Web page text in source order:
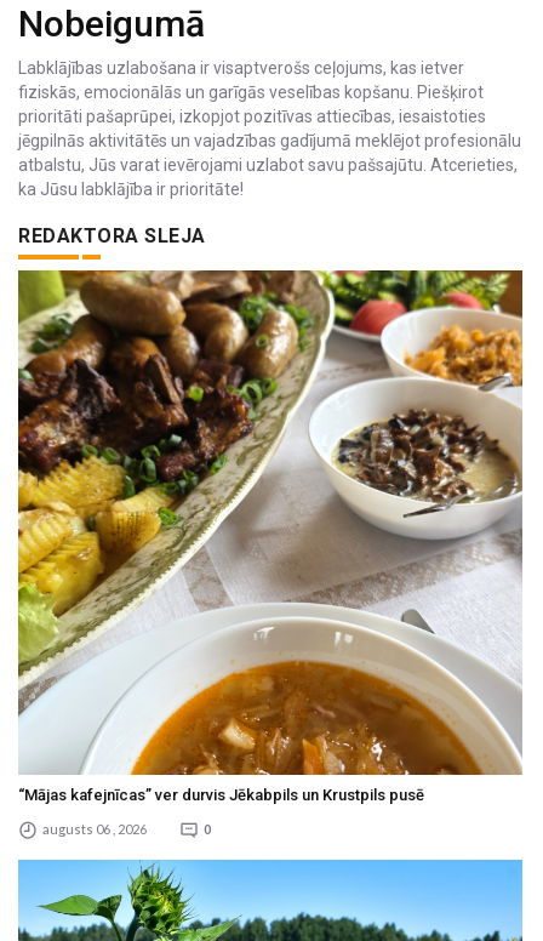
Nobeigumā
Labklājības uzlabošana ir visaptverošs ceļojums, kas ietver
fiziskās, emocionālās un garīgās veselības kopšanu. Piešķirot
prioritāti pašaprūpei, izkopjot pozitīvas attiecības, iesaistoties
jēgpilnās aktivitātēs un vajadzības gadījumā meklējot profesionālu
atbalstu, Jūs varat ievērojami uzlabot savu pašsajūtu. Atcerieties,
ka Jūsu labklājība ir prioritāte!
REDAKTORA SLEJA
“Mājas kafejnīcas” ver durvis Jēkabpils un Krustpils pusē
augusts 06 , 2026 0